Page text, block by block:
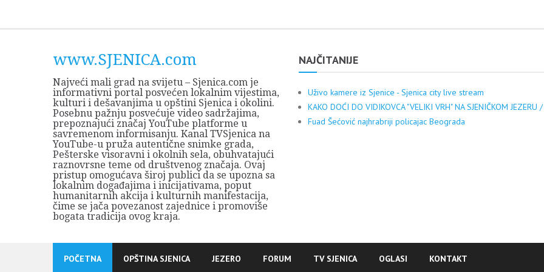
www.SJENICA.com
Najveći mali grad na svijetu – Sjenica.com je
informativni portal posvećen lokalnim vijestima,
kulturi i dešavanjima u opštini Sjenica i okolini.
Posebnu pažnju posvećuje video sadržajima,
prepoznajući značaj YouTube platforme u
savremenom informisanju. Kanal TVSjenica na
YouTube-u pruža autentične snimke grada,
Pešterske visoravni i okolnih sela, obuhvatajući
raznovrsne teme od društvenog značaja. Ovaj
pristup omogućava široj publici da se upozna sa
lokalnim događajima i inicijativama, poput
humanitarnih akcija i kulturnih manifestacija,
čime se jača povezanost zajednice i promoviše
bogata tradicija ovog kraja.
NAJČITANIJE
Uživo kamere iz Sjenice - Sjenica city live stream
KAKO DOĆI DO VIDIKOVCA "VELIKI VRH" NA SJENIČKOM
Fuad Šećović najhrabriji policajac Beograda
POČETNA OPŠTINA SJENICA JEZERO FORUM TV SJENICA OGLASI KONTAKT